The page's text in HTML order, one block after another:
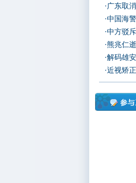
·广东取
·中国海
·中方驳
·熊兆仁
·解码雄
·近视矫